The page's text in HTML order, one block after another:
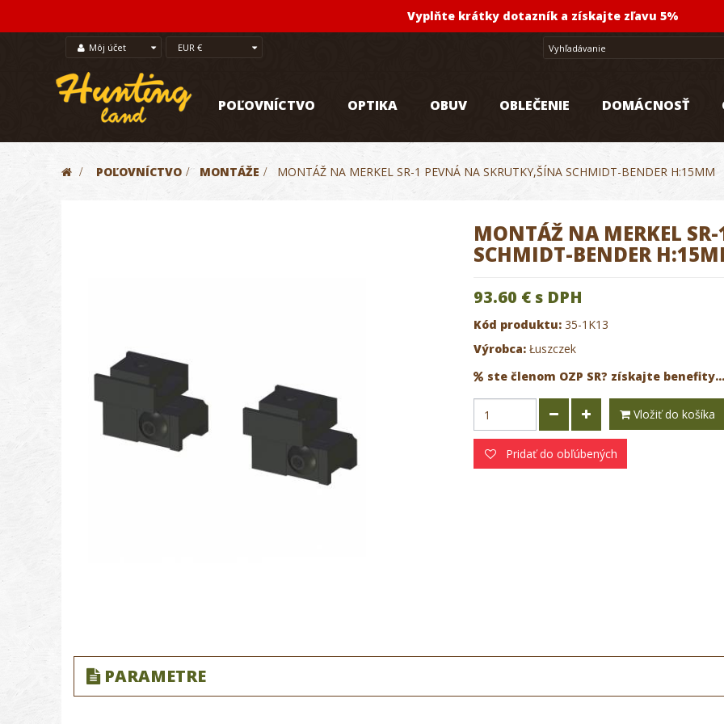
Vyplňte krátky dotazník a získajte zľavu 5%
Môj účet EUR €
POĽOVNÍCTVO OPTIKA OBUV OBLEČENIE DOMÁCNOSŤ
> POĽOVNÍCTVO > MONTÁŽE > MONTÁŽ NA MERKEL SR-1 PEVNÁ NA SKRUTKY,ŠÍNA SCHMIDT-BENDER H:15MM
MONTÁŽ NA MERKEL
SCHMIDT-BENDER
93.60 €s DPH
Kód produktu: 35-1K13
Výrobca: Łuszczek
ste členom OZP SR? získajte benefity...
Vložiť do košíka
Pridať do obľúbených
PARAMETRE